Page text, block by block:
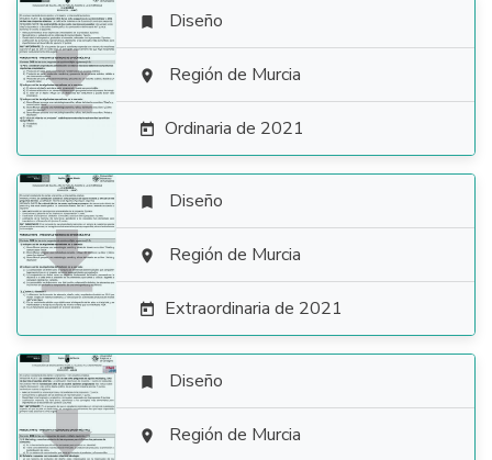

 Diseño
 Región de Murcia
 Ordinaria de 2021

 Diseño
 Región de Murcia
 Extraordinaria de 2021

 Diseño
 Región de Murcia